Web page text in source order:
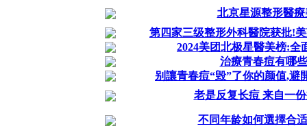
北京星源整形醫
第四家三级整形外科醫院获批!
2024美团北极星醫美榜:全
治療青春痘有哪
别讓青春痘“毁”了你的颜值,避
老是反复长痘 来自一
不同年龄如何選擇合